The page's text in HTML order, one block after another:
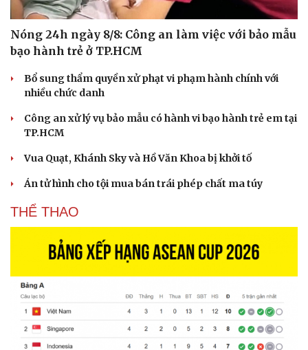
Vì cộng đồng
Chuyển đổi số
Nóng 24h ngày 8/8: Công an làm việc với bảo mẫu
bạo hành trẻ ở TP.HCM
Bổ sung thẩm quyền xử phạt vi phạm hành chính với
nhiều chức danh
Công an xử lý vụ bảo mẫu có hành vi bạo hành trẻ em tại
TP.HCM
Vua Quạt, Khánh Sky và Hồ Văn Khoa bị khởi tố
Án tử hình cho tội mua bán trái phép chất ma túy
THỂ THAO